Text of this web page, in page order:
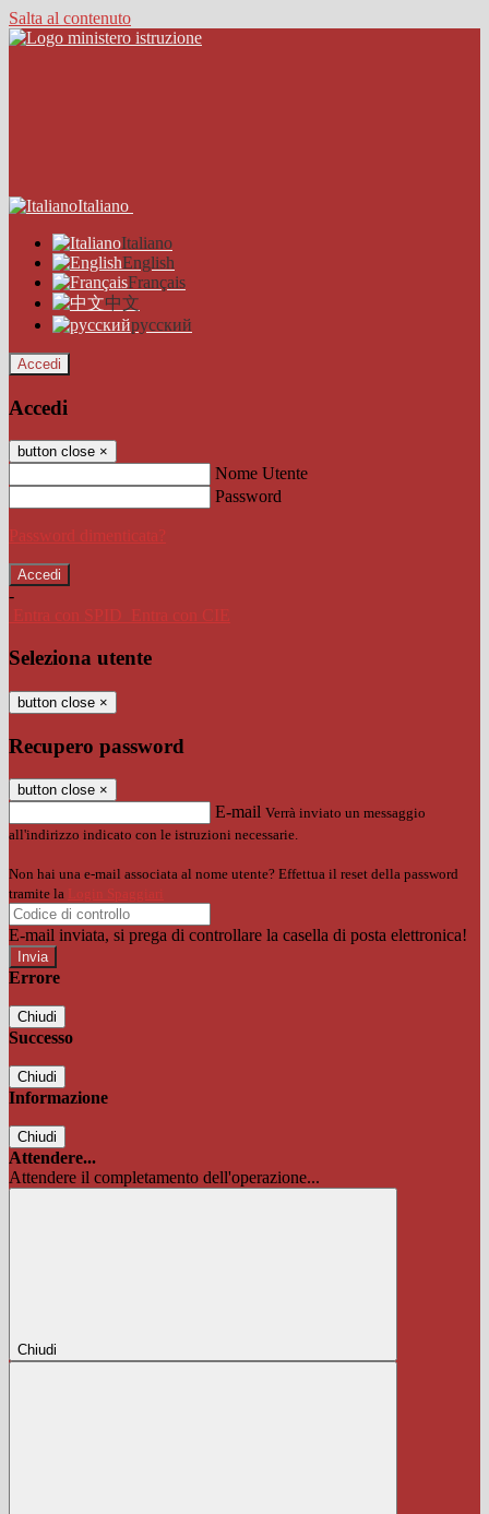
Salta al contenuto
Italiano
Italiano
English
Français
中文
русский
Accedi
Accedi
button close ×
Nome Utente
Password
Password dimenticata?
-
Entra con SPID
Entra con CIE
Seleziona utente
button close ×
Recupero password
button close ×
E-mail Verrà inviato un messaggio
all'indirizzo indicato con le istruzioni necessarie.
Non hai una e-mail associata al nome utente? Effettua il reset della password
tramite la Login Spaggiari
E-mail inviata, si prega di controllare la casella di posta elettronica!
Errore
Chiudi
Successo
Chiudi
Informazione
Chiudi
Attendere...
Attendere il completamento dell'operazione...
Chiudi